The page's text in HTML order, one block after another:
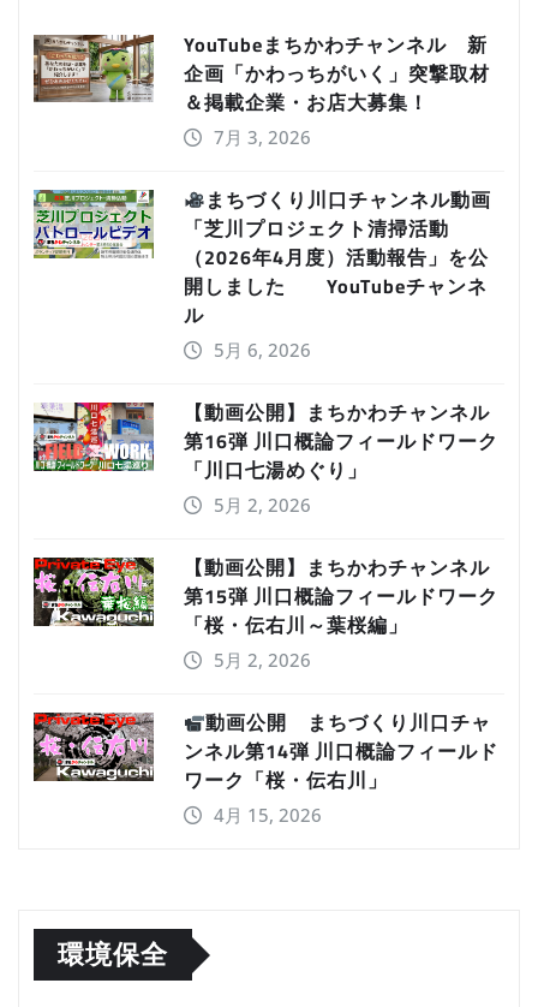
YouTubeまちかわチャンネル 新
企画「かわっちがいく」突撃取材
＆掲載企業・お店大募集！
7月 3, 2026
まちづくり川口チャンネル動画
「芝川プロジェクト清掃活動
（2026年4月度）活動報告」を公
開しました YouTubeチャンネ
ル
5月 6, 2026
【動画公開】まちかわチャンネル
第16弾 川口概論フィールドワーク
「川口七湯めぐり」
5月 2, 2026
【動画公開】まちかわチャンネル
第15弾 川口概論フィールドワーク
「桜・伝右川～葉桜編」
5月 2, 2026
動画公開 まちづくり川口チャ
ンネル第14弾 川口概論フィールド
ワーク「桜・伝右川」
4月 15, 2026
環境保全